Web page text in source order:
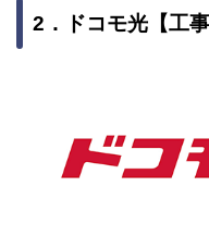
2．ドコモ光【工